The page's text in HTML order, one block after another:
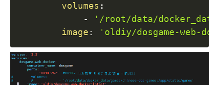
volumes :
-
'/root/data/
image : 'oldiy/dosgame-web-